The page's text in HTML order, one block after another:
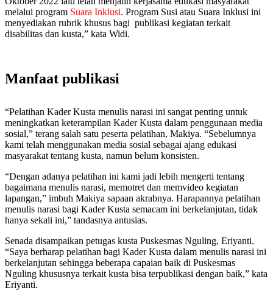
melalui program Suara Inklusi. Program Susi atau Suara Inklusi ini
menyediakan rubrik khusus bagi publikasi kegiatan terkait
disabilitas dan kusta,” kata Widi.
Manfaat publikasi
“Pelatihan Kader Kusta menulis narasi ini sangat penting untuk
meningkatkan keterampilan Kader Kusta dalam penggunaan media
sosial,” terang salah satu peserta pelatihan, Makiya. “Sebelumnya
kami telah menggunakan media sosial sebagai ajang edukasi
masyarakat tentang kusta, namun belum konsisten.
“Dengan adanya pelatihan ini kami jadi lebih mengerti tentang
bagaimana menulis narasi, memotret dan memvideo kegiatan
lapangan,” imbuh Makiya sapaan akrabnya. Harapannya pelatihan
menulis narasi bagi Kader Kusta semacam ini berkelanjutan, tidak
hanya sekali ini,” tandasnya antusias.
Senada disampaikan petugas kusta Puskesmas Nguling, Eriyanti.
“Saya berharap pelatihan bagi Kader Kusta dalam menulis narasi ini
berkelanjutan sehingga beberapa capaian baik di Puskesmas
Nguling khususnya terkait kusta bisa terpublikasi dengan baik,” kata
Eriyanti.